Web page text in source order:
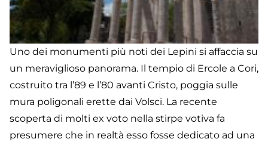
Uno dei monumenti più noti dei Lepini si affaccia su
un meraviglioso panorama. Il tempio di Ercole a Cori,
costruito tra l’89 e l’80 avanti Cristo, poggia sulle
mura poligonali erette dai Volsci. La recente
scoperta di molti ex voto nella stirpe votiva fa
presumere che in realtà esso fosse dedicato ad una